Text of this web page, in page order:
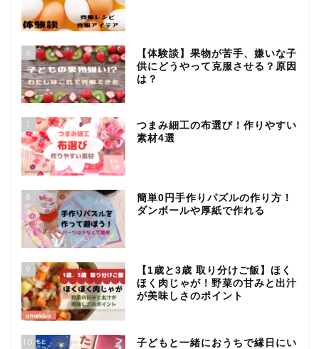
6
【体験談】果物が苦手、嫌いな子
供にどうやって克服させる？原因
は？
7
つまみ細工の布選び！作りやすい
素材4選
8
簡単0円手作りパズルの作り方！
ダンボールや厚紙で作れる
9
【1歳と3歳 取り分けご飯】ほく
ほく肉じゃが！野菜の甘みと出汁
が美味しさのポイント
10
子どもと一緒におうちで縁日にい